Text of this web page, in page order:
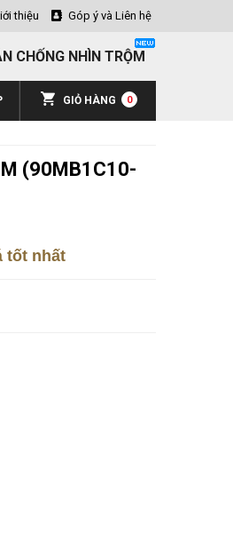
thiệu Góp ý và Liên hệ
CHỐNG NHÌN TRỘM
GIỎ HÀNG 0
(90MB1C10-
tốt nhất